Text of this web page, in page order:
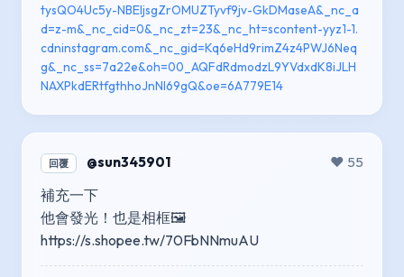
tysQO4Uc5y-NBEIjsgZrOMUZTyvf9jv-GkDMaseA&_nc_a
d=z-m&_nc_cid=0&_nc_zt=23&_nc_ht=scontent-yyz1-1.
cdninstagram.com&_nc_gid=Kq6eHd9rimZ4z4PWJ6Neq
g&_nc_ss=7a22e&oh=00_AQFdRdmodzL9YVdxdK8iJLH
NAXPkdERtfgthhoJnNI69gQ&oe=6A779E14
回覆 @sun345901 ❤️ 55
補充一下
他會發光！也是相框🖼️
https://s.shopee.tw/70FbNNmuAU